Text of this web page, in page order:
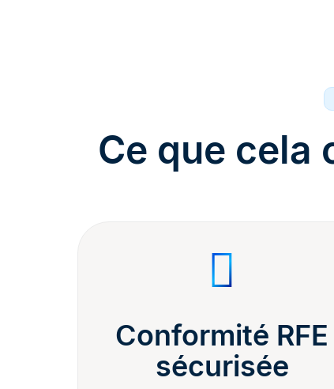
Ce que cela
Conformité RFE
sécurisée